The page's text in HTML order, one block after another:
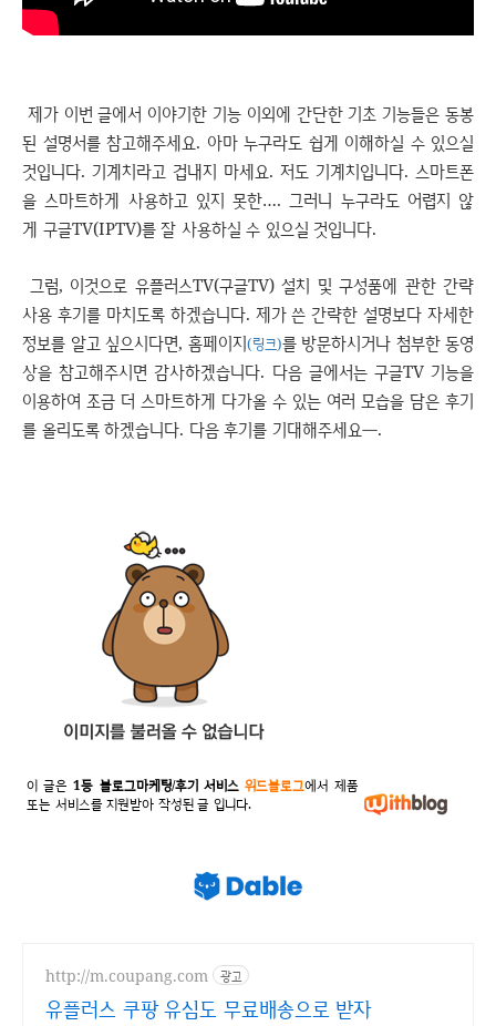
제가 이번 글에서 이야기한 기능 이외에 간단한 기초 기능들은 동봉
된 설명서를 참고해주세요. 아마 누구라도 쉽게 이해하실 수 있으실
것입니다. 기계치라고 겁내지 마세요. 저도 기계치입니다. 스마트폰
을 스마트하게 사용하고 있지 못한…. 그러니 누구라도 어렵지 않
게 구글TV(IPTV)를 잘 사용하실 수 있으실 것입니다.
그럼, 이것으로 유플러스TV(구글TV) 설치 및 구성품에 관한 간략
사용 후기를 마치도록 하겠습니다. 제가 쓴 간략한 설명보다 자세한
정보를 알고 싶으시다면, 홈페이지(링크)를 방문하시거나 첨부한 동영
상을 참고해주시면 감사하겠습니다. 다음 글에서는 구글TV 기능을
이용하여 조금 더 스마트하게 다가올 수 있는 여러 모습을 담은 후기
를 올리도록 하겠습니다. 다음 후기를 기대해주세요―.
이 글은1등 블로그마케팅/후기 서비스 위드블로그에서 제품
또는 서비스를 지원받아 작성된 글 입니다.
http://m.coupang.com 광고
유플러스 쿠팡 유심도 무료배송으로 받자